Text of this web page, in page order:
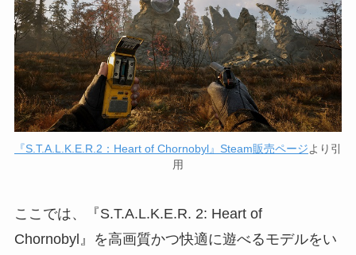
『S.T.A.L .K.E.R.2：Heart of Chornobyl』Steam販売ページより引
用
ここでは、『S.T.A.L.K.E.R. 2: Heart of
Chornobyl』を高画質かつ快適に遊べるモデルをい